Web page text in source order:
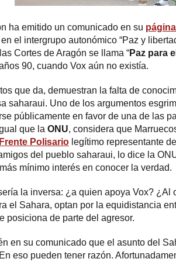
ha emitido un comunicado en su
el intergrupo autonómico “Paz y
Cortes de Aragón se llama “Paz para
90, cuando Vox aún no existía.
que da, demuestran la falta de
saharaui. Uno de los argumentos
públicamente en favor de una de las
que la ONU, considera que
Frente Polisario legítimo representante
del pueblo saharaui, lo dice la
mínimo interés en conocer la verdad.
la inversa: ¿a quien apoya Vox? ¿Al
el Sahara, optan por la equidistancia
posiciona de parte del agresor.
en su comunicado que el asunto del
eso pueden tener razón.